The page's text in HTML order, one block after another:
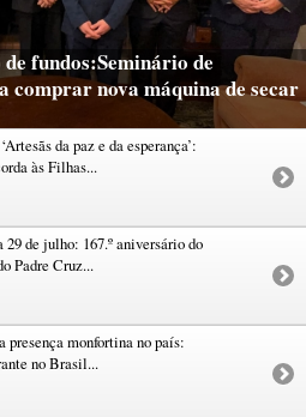
fundos:Seminário de
comprar nova máquina de secar
da paz e da esperança’:
às Filhas...
29 de julho: 167.º aniversário do
Padre Cruz...
presença monfortina no país:
no Brasil...